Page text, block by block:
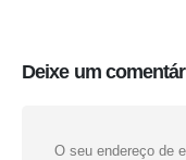
Deixe um
O seu endereço de